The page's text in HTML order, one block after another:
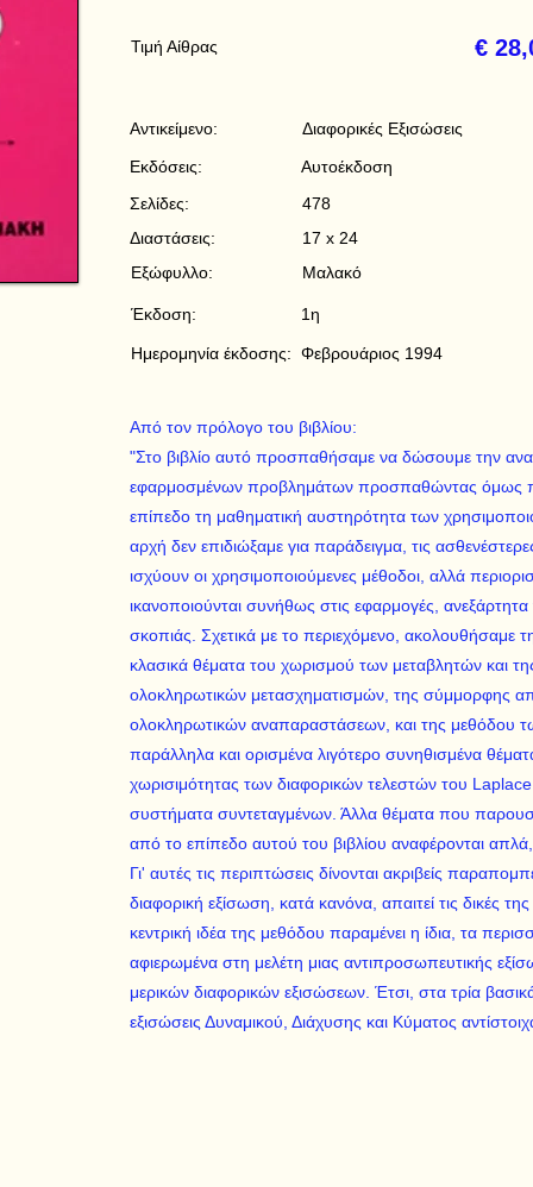
Τιμή Αίθρας €
Διαφορικές Εξισώσεις
Αυτοέκδοση
478
17 x 24
Μαλακό
1η
Φεβρουάριος 1994
Αντικείμενο:
Εκδόσεις:
Σελίδες:
Διαστάσεις:
Εξώφυλλο:
Έκδοση:
Ημερομηνία έκδοσης:
Από τον πρόλογο του βιβλίου:
"Στο βιβλίο αυτό προσπαθήσαμε να δώσουμε την
εφαρμοσμένων προβλημάτων προσπαθώντας όμως
επίπεδο τη μαθηματική αυστηρότητα των
αρχή δεν επιδιώξαμε για παράδειγμα, τις
ισχύουν οι χρησιμοποιούμενες μέθοδοι, αλλά
ικανοποιούνται συνήθως στις εφαρμογές,
σκοπιάς. Σχετικά με το περιεχόμενο, ακολουθήσαμε
κλασικά θέματα του χωρισμού των μεταβλητών και
ολοκληρωτικών μετασχηματισμών, της σύμμορφης
ολοκληρωτικών αναπαραστάσεων, και της μεθόδου
παράλληλα και ορισμένα λιγότερο συνηθισμένα
χωρισιμότητας των διαφορικών τελεστών του
συστήματα συντεταγμένων. Άλλα θέματα που
από το επίπεδο αυτού του βιβλίου αναφέρονται
Γι' αυτές τις περιπτώσεις δίνονται ακριβείς
διαφορική εξίσωση, κατά κανόνα, απαιτεί τις δικές
κεντρική ιδέα της μεθόδου παραμένει η ίδια, τα
αφιερωμένα στη μελέτη μιας αντιπροσωπευτικής
μερικών διαφορικών εξισώσεων. Έτσι, στα τρία
εξισώσεις Δυναμικού, Διάχυσης και Κύματος